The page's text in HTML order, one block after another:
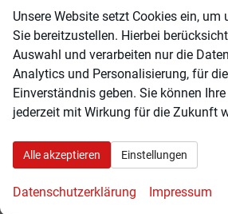
Schwarz, Oberfläche
(4G3) Abbiegebremsfunktion und
Ausweichunterstützung
(EM3) Aufmerksamkeits- und
mit Fahrerbeobachtungskamera
und Türverkleidungen vorn
Tagfahrlicht sowie Begrüßungs-
Unsere Website setzt Cookies ein, um
Sie bereitzustellen. Hierbei
Auswahl und verarbeiten nur die
Analytics und Personalisierung, für
Einverständnis geben. Sie können
jederzeit mit Wirkung für die Zukunft
Alle akzeptieren Einstellungen
Datenschutzerklärung Impressum